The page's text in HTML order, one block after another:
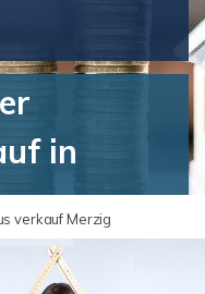
in
verkauf Merzig